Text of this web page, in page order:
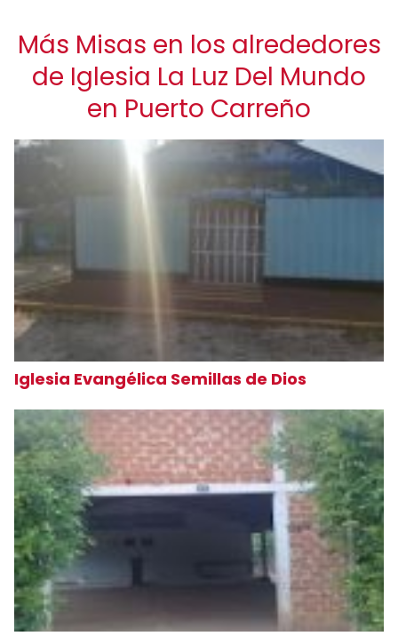
Más Misas en los alrededores
de Iglesia La Luz Del Mundo
en Puerto Carreño
Iglesia Evangélica Semillas de Dios